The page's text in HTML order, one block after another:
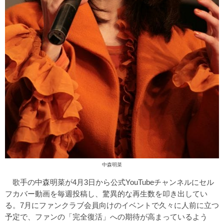
中森明菜
歌手の中森明菜が4月3日から公式YouTubeチャンネルにセル
フカバー動画を毎週投稿し、驚異的な再生数を叩き出してい
る。7月にファンクラブ会員向けのイベントで久々に人前に立つ
予定で、ファンの「完全復活」への期待が高まっているよう